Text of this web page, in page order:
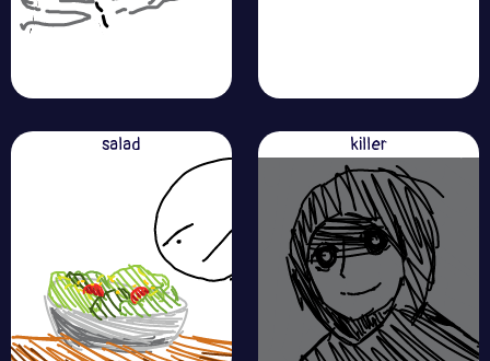
salad killer